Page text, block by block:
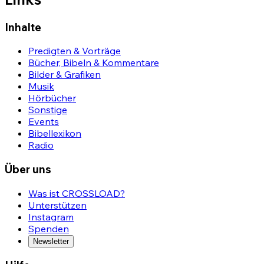
Inhalte
Predigten & Vorträge
Bücher, Bibeln & Kommentare
Bilder & Grafiken
Musik
Hörbücher
Sonstige
Events
Bibellexikon
Radio
Über uns
Was ist CROSSLOAD?
Unterstützen
Instagram
Spenden
Newsletter